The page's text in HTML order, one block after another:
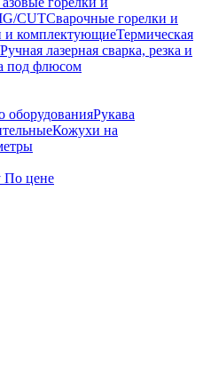
CUTСварочные горелки и
и комплектующиеТермическая
Ручная лазерная сварка, резка и
под флюсом
оборудованияРукава
Кожухи на
По цене